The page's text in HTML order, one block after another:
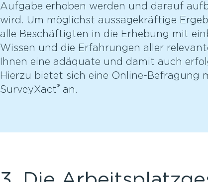
Aufgabe erhoben werden und darauf
wird. Um möglichst aussagekräftige
alle Beschäftigten in die Erhebung mit
Wissen und die Erfahrungen aller
Ihnen eine adäquate und damit auch
Hierzu bietet sich eine Online-Befragung
SurveyXact® an.